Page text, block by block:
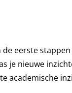
eerste
je nieuwe
academische